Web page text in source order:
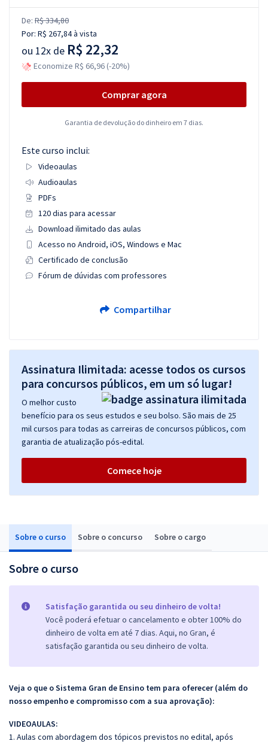
Sobre o curso Sobre o concurso Sobre o cargo
Sobre o curso
Satisfação garantida ou seu dinheiro de volta!
Você poderá efetuar o cancelamento e obter 100% do
dinheiro de volta em até 7 dias. Aqui, no Gran, é
satisfação garantida ou seu dinheiro de volta.
Veja o que o Sistema Gran de Ensino tem para oferecer (além do
nosso empenho e compromisso com a sua aprovação):
VIDEOAULAS:
1. Aulas com abordagem dos tópicos previstos no edital, após
De: R$ 334,80
Por: R$ 267,84à vista
ou 12x de R$ 22,32
Economize R$ 66,96 (-20%)
Comprar agora
Garantia de devolução do dinheiro em 7 dias.
Este curso inclui:
Videoaulas
Audioaulas
PDFs
120 dias para acessar
Download ilimitado das aulas
Acesso no Android, iOS, Windows e Mac
Certificado de conclusão
Fórum de dúvidas com professores
Compartilhar
Assinatura Ilimitada: acesse todos os cursos
para concursos públicos, em um só lugar!
O melhor custo
benefício para os seus estudos e seu bolso. São mais de 25
mil cursos para todas as carreiras de concursos públicos, com
garantia de atualização pós-edital.
Comece hoje